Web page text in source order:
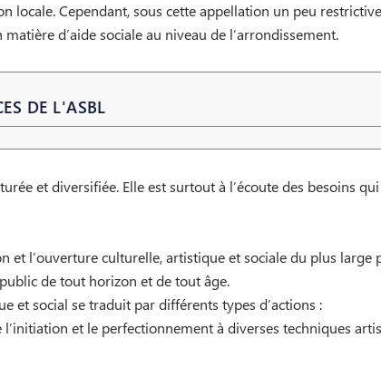
locale. Cependant, sous cette appellation un peu
d’aide sociale au niveau de l’arrondissement.
DE L'ASBL
et diversifiée. Elle est surtout à l’écoute des besoins
et l’ouverture culturelle, artistique et sociale du plus large
de tout horizon et de tout âge.
et social se traduit par différents types d’actions :
et le perfectionnement à diverses techniques